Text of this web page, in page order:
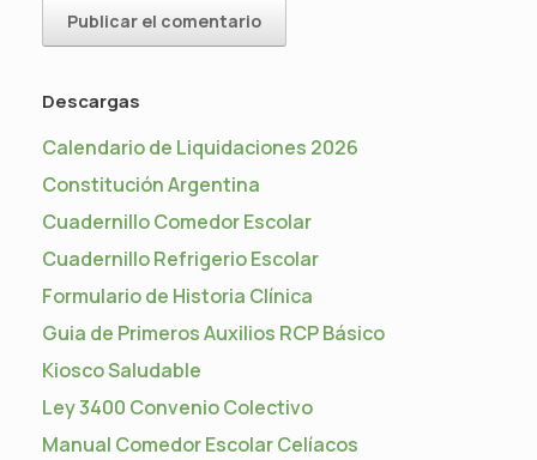
Descargas
Calendario de Liquidaciones 2026
Constitución Argentina
Cuadernillo Comedor Escolar
Cuadernillo Refrigerio Escolar
Formulario de Historia Clínica
Guia de Primeros Auxilios RCP Básico
Kiosco Saludable
Ley 3400 Convenio Colectivo
Manual Comedor Escolar Celíacos